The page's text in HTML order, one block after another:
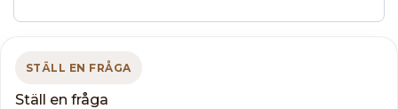
STÄLL EN FRÅGA
Ställ en fråga